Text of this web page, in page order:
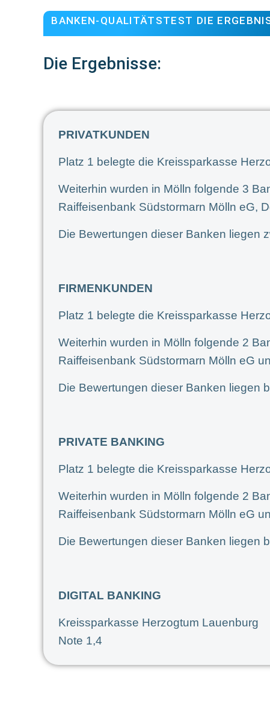
BANKEN-QUALITÄTSTEST DIE
Die Ergebnisse:
PRIVATKUNDEN
Platz 1 belegte die Kreissparkasse
Weiterhin wurden in Mölln folgende 3
Raiffeisenbank Südstormarn Mölln eG,
Die Bewertungen dieser Banken liegen
FIRMENKUNDEN
Platz 1 belegte die Kreissparkasse
Weiterhin wurden in Mölln folgende 2
Raiffeisenbank Südstormarn Mölln eG
Die Bewertungen dieser Banken liegen
PRIVATE BANKING
Platz 1 belegte die Kreissparkasse
Weiterhin wurden in Mölln folgende 2
Raiffeisenbank Südstormarn Mölln eG
Die Bewertungen dieser Banken liegen
DIGITAL BANKING
Kreissparkasse Herzogtum Lauenburg
Note 1,4